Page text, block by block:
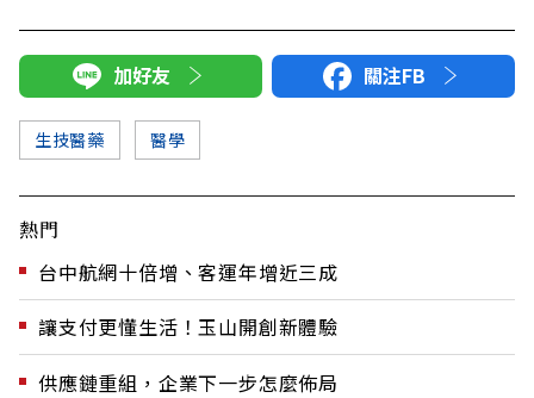
加好友 關注FB
生技醫藥 醫學
熱門
台中航網十倍增、客運年增近三成
讓支付更懂生活！玉山開創新體驗
供應鏈重組，企業下一步怎麼佈局